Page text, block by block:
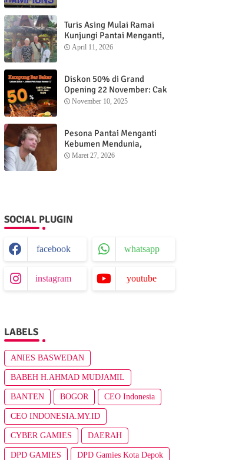
Turis Asing Mulai Ramai
Kunjungi Pantai Menganti,
Nikmati Sunrise dan Sunset
April 11, 2026
Diskon 50% di Grand
Opening 22 November: Cak
Ofi Hadirkan Balungan Bakar
November 10, 2025
Pesona Pantai Menganti
Kebumen Mendunia,
Wisatawan Mancanegara
Maret 27, 2026
SOCIAL PLUGIN
facebook whatsapp
instagram youtube
LABELS
ANIES BASWEDAN
BABEH H.AHMAD MUDJAMIL
BANTEN BOGOR CEO Indonesia
CEO INDONESIA.MY.ID
CYBER GAMIES DAERAH
DPD GAMIES DPD Gamies Kota Depok